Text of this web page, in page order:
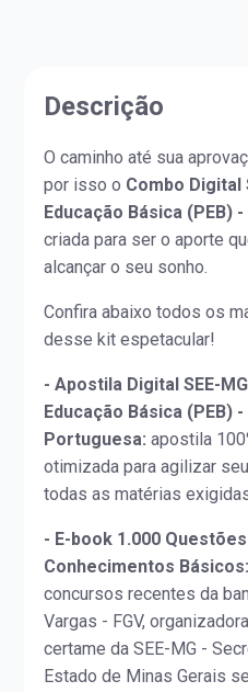
Descrição
O caminho até sua
por isso o Combo Digital
Educação Básica (PEB)
criada para ser o aporte
alcançar o seu sonho.
Confira abaixo todos os
desse kit espetacular!
- Apostila Digital SEE-
Educação Básica (PEB)
Portuguesa: apostila
otimizada para agilizar
todas as matérias
- E-book 1.000
Conhecimentos Básicos:
concursos recentes da
Vargas - FGV,
certame da SEE-MG -
Estado de Minas Gerais